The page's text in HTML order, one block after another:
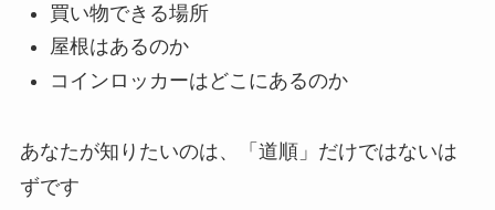
買い物できる場所
屋根はあるのか
コインロッカーはどこにあるのか
あなたが知りたいのは、「道順」だけではないは
ずです